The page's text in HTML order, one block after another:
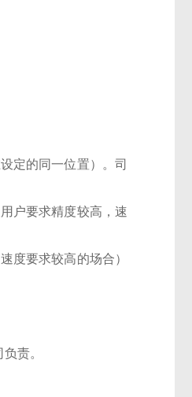
定的同一位置）。司
户要求精度较高，速
度要求较高的场合）
责。